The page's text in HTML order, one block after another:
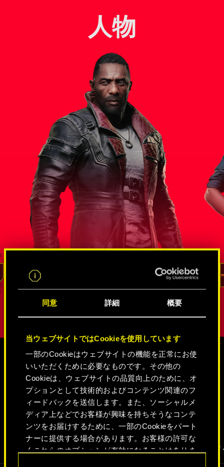
同意 詳細 概要
当ウェブサイトではCookieを使用しています
一部のCookieはウェブサイトの機能を正常にお使
いいただくために必要なものです。その他の
Cookieは、ウェブサイトの品質向上のために、オ
プションとして技術的およびコンテンツ関連のフ
ィードバックを送信します。また、ソーシャルメ
ディア上などでお客様が興味を持ちそうなコンテ
ンツをお届けするために、一部のCookieをパート
ナーに提供する場合があります。お客様の許可な
くこれらのオプションが有効になることはありま
人物
スパイやネットランナー界隈
ドッグタ
メディア
サイバーパンク2077
動画 スクリーンショット コンセプトア